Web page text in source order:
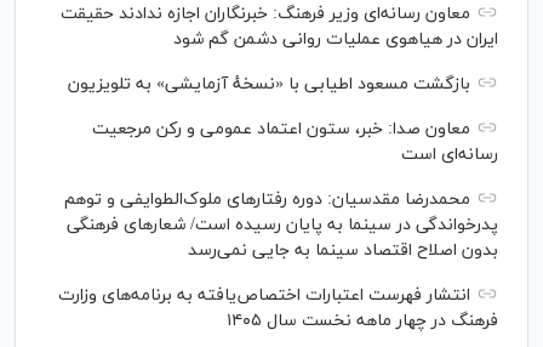
معاون رسانه‌ای وزیر فرهنگ: خبرنگاران اجازه ندادند حقیقت
ایران در هیاهوی عملیات روانی دشمن گم شود
بازگشت مسعود اطیابی با «نسخهٔ آزمایشی» به تلویزیون
معاون صدا: خبر، ستون اعتماد عمومی و رکن مرجعیت
رسانه‌ای است
محمدرضا مقدسیان: دوره رفتارهای ملوک‌الطوایفی و توهم
پدرخواندگی در سینما به پایان رسیده است/ شعارهای فرهنگی
بدون اصلاح اقتصاد سینما به جایی نمی‌رسد
انتشار فهرست اعتبارات اختصاص‌یافته به برنامه‌های وزارت
فرهنگ در چهار ماهه نخست سال ۱۴۰۵